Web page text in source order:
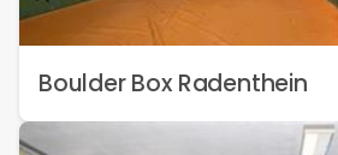
Boulder Box Radenthein